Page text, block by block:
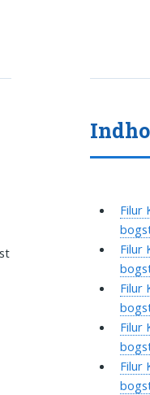
Filur
Filur
Filur
Filur
Filur